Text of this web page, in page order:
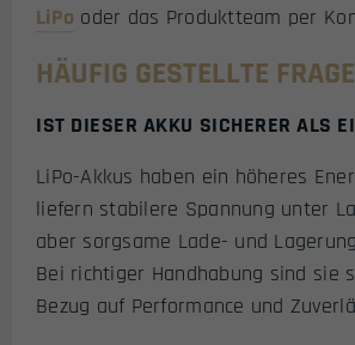
LiPo oder das Produktteam per
HÄUFIG GESTELLTE
IST DIESER AKKU SICHERER ALS
LiPo-Akkus haben ein höheres
liefern stabilere Spannung unter
aber sorgsame Lade- und
Bei richtiger Handhabung sind sie
Bezug auf Performance und